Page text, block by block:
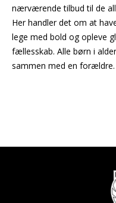
nærværende tilbud til de
Her handler det om at
lege med bold og opleve
fællesskab. Alle børn i
sammen med en forældre.